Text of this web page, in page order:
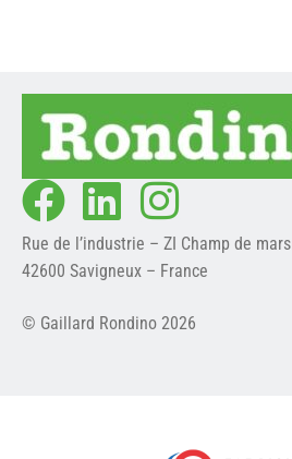
Rue de l’industrie – ZI Champ de mars
42600 Savigneux – France
© Gaillard Rondino 2026